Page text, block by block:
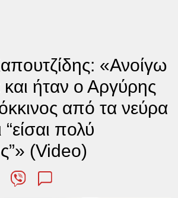
«Ανοίγω
ήταν ο Αργύρης
από τα νεύρα
πολύ
(Video)